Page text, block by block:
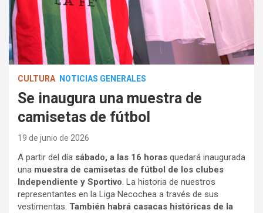
CULTURA NOTICIAS GENERALES
Se inaugura una muestra de
camisetas de fútbol
19 de junio de 2026
A partir del día sábado, a las 16 horas quedará inaugurada
una muestra de camisetas de fútbol de los clubes
Independiente y Sportivo. La historia de nuestros
representantes en la Liga Necochea a través de sus
vestimentas. También habrá casacas históricas de la